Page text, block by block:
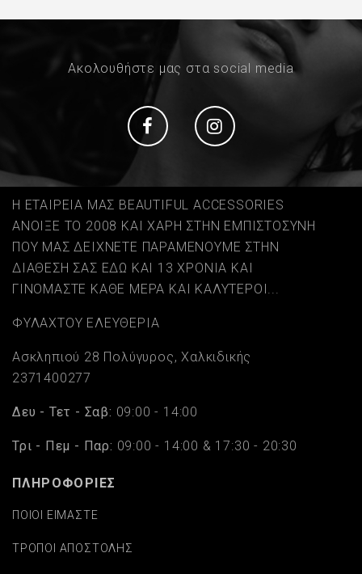
Ακολουθήστε μας στα social media
Social Social
Η ΕΤΑΙΡΕΙΑ ΜΑΣ BEAUTIFUL ACCESSORIES
ΑΝΟΙΞΕ ΤΟ 2008 ΚΑΙ ΧΑΡΗ ΣΤΗΝ ΕΜΠΙΣΤΟΣΥΝΗ
ΠΟΥ ΜΑΣ ΔΕΙΧΝΕΤΕ ΠΑΡΑΜΕΝΟΥΜΕ ΣΤΗΝ
ΔΙΑΘΕΣΗ ΣΑΣ ΕΔΩ ΚΑΙ 13 ΧΡΟΝΙΑ ΚΑΙ
ΓΙΝΟΜΑΣΤΕ ΚΑΘΕ ΜΕΡΑ ΚΑΙ ΚΑΛΥΤΕΡΟΙ...
ΦΥΛΑΧΤΟΥ ΕΛΕΥΘΕΡΙΑ
Ασκληπιού 28 Πολύγυρος, Χαλκιδικής
2371400277
Δευ - Τετ - Σαβ: 09:00 - 14:00
Τρι - Πεμ - Παρ: 09:00 - 14:00 & 17:30 - 20:30
ΠΛΗΡΟΦΟΡΙΕΣ
ΠΟΙΟΙ ΕΙΜΑΣΤΕ
ΤΡΟΠΟΙ ΑΠΟΣΤΟΛΗΣ